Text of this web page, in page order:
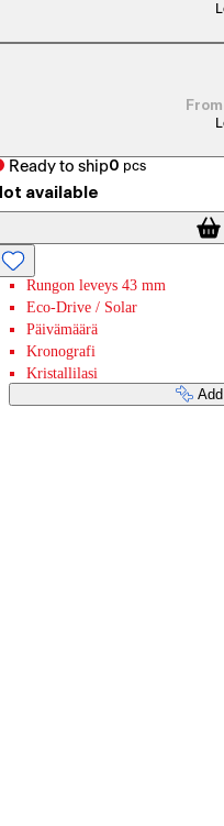
Ready to ship0 pcs
available
Rungon leveys 43 mm
Eco-Drive / Solar
Päivämäärä
Kronografi
Kristallilasi